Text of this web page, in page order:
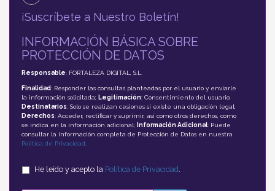
¡Suscríbete a Nuestro Boletín!
INFORMACIÓN BÁSICA SOBRE
PROTECCIÓN DE DATOS
Responsable: FORTALEZA DIGITAL, S.L.
Finalidad: Responder las consultas planteadas por el usuario y enviarle
la información solicitada; Legitimación: Consentimiento del usuario;
Destinatarios: Solo se realizan cesiones si existe una obligación legal;
Derechos: Acceder, rectificar y suprimir, así como otros derechos, como
se indica en la información adicional;
Información Adicional: Puede
consultar la información completa de Protección de Datos en nuestra
Política de Privacidad.
He leído y acepto la Política de Privacidad .